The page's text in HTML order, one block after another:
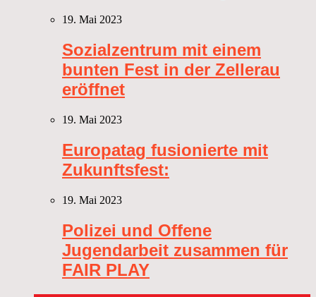
19. Mai 2023
Sozialzentrum mit einem
bunten Fest in der Zellerau
eröffnet
19. Mai 2023
Europatag fusionierte mit
Zukunftsfest:
19. Mai 2023
Polizei und Offene
Jugendarbeit zusammen für
FAIR PLAY